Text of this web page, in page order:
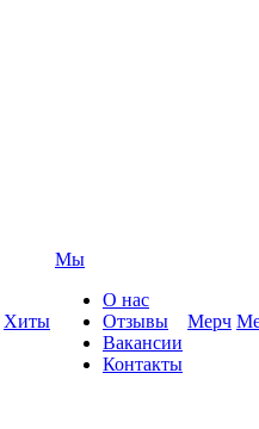
Хиты
Мы
О нас
Отзывы
Вакансии
Контакты
Мерч